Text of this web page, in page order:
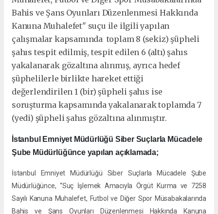
Bahis ve Şans Oyunları Düzenlenmesi Hakkında
Kanuna Muhalefet" suçu ile ilgili yapılan
çalışmalar kapsamında toplam 8 (sekiz) şüpheli
şahıs tespit edilmiş, tespit edilen 6 (altı) şahıs
yakalanarak gözaltına alınmış, ayrıca hedef
şüphelilerle birlikte hareket ettiği
değerlendirilen 1 (bir) şüpheli şahıs ise
soruşturma kapsamında yakalanarak toplamda 7
(yedi) şüpheli şahıs gözaltına alınmıştır.
İstanbul Emniyet Müdürlüğü Siber Suçlarla Mücadele
Şube Müdürlüğünce yapılan açıklamada;
İstanbul Emniyet Müdürlüğü Siber Suçlarla Mücadele Şube
Müdürlüğünce, “Suç İşlemek Amacıyla Örgüt Kurma ve 7258
Sayılı Kanuna Muhalefet, Futbol ve Diğer Spor Müsabakalarında
Bahis ve Şans Oyunları Düzenlenmesi Hakkında Kanuna